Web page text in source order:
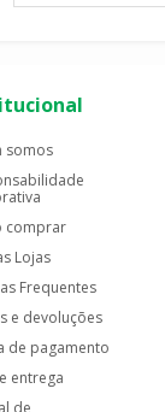
somos
comprar
Lojas
Frequentes
e devoluções
de pagamento
entrega